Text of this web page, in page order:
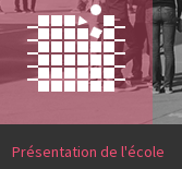
Présentation de l'école